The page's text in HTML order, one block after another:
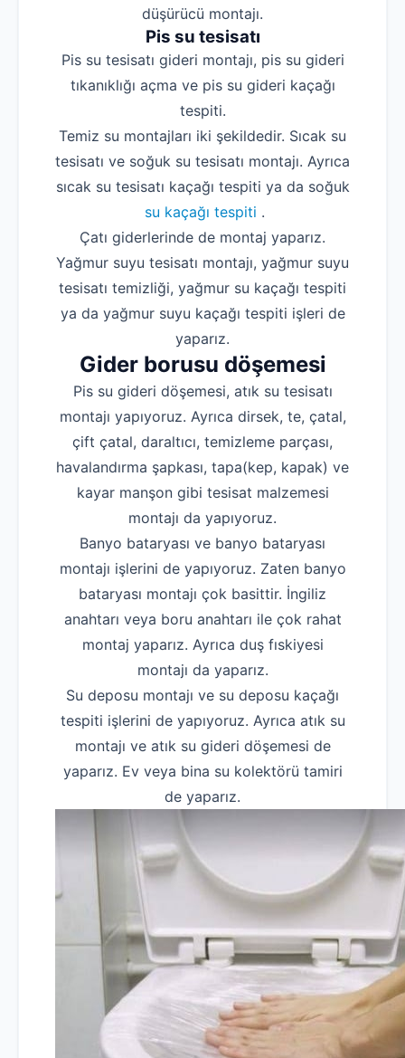
düşürücü montajı.
Pis su tesisatı
Pis su tesisatı gideri montajı, pis su gideri
tıkanıklığı açma ve pis su gideri kaçağı
tespiti.
Temiz su montajları iki şekildedir. Sıcak su
tesisatı ve soğuk su tesisatı montajı. Ayrıca
sıcak su tesisatı kaçağı tespiti ya da soğuk
su kaçağı tespiti .
Çatı giderlerinde de montaj yaparız.
Yağmur suyu tesisatı montajı, yağmur suyu
tesisatı temizliği, yağmur su kaçağı tespiti
ya da yağmur suyu kaçağı tespiti işleri de
yaparız.
Gider borusu döşemesi
Pis su gideri döşemesi, atık su tesisatı
montajı yapıyoruz. Ayrıca dirsek, te, çatal,
çift çatal, daraltıcı, temizleme parçası,
havalandırma şapkası, tapa(kep, kapak) ve
kayar manşon gibi tesisat malzemesi
montajı da yapıyoruz.
Banyo bataryası ve banyo bataryası
montajı işlerini de yapıyoruz. Zaten banyo
bataryası montajı çok basittir. İngiliz
anahtarı veya boru anahtarı ile çok rahat
montaj yaparız. Ayrıca duş fıskiyesi
montajı da yaparız.
Su deposu montajı ve su deposu kaçağı
tespiti işlerini de yapıyoruz. Ayrıca atık su
montajı ve atık su gideri döşemesi de
yaparız. Ev veya bina su kolektörü tamiri
de yaparız.